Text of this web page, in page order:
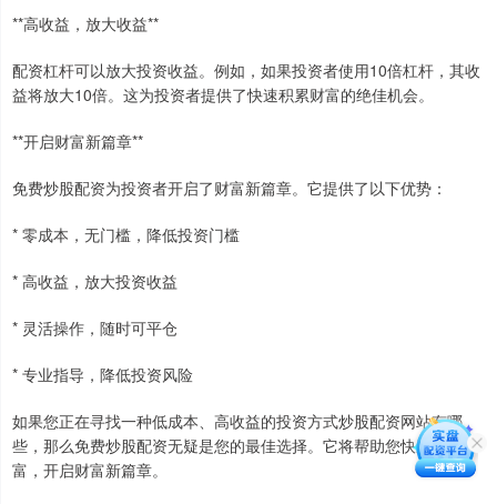
**高收益，放大收益**
配资杠杆可以放大投资收益。例如，如果投资者使用10倍杠杆，其收
益将放大10倍。这为投资者提供了快速积累财富的绝佳机会。
**开启财富新篇章**
免费炒股配资为投资者开启了财富新篇章。它提供了以下优势：
* 零成本，无门槛，降低投资门槛
* 高收益，放大投资收益
* 灵活操作，随时可平仓
* 专业指导，降低投资风险
如果您正在寻找一种低成本、高收益的投资方式炒股配资网站有哪
些，那么免费炒股配资无疑是您的最佳选择。它将帮助您快速积累财
富，开启财富新篇章。